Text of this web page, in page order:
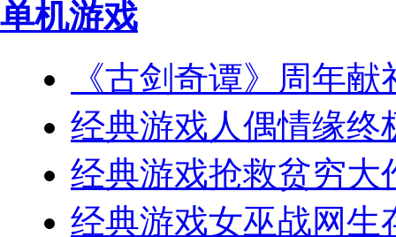
单机游戏
《古剑奇谭》周年
经典游戏人偶情缘终
经典游戏抢救贫穷大
经典游戏女巫战网生